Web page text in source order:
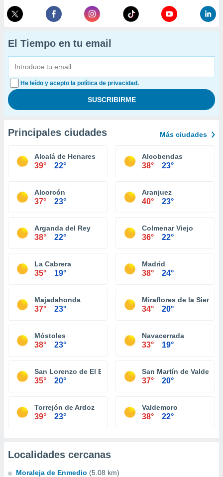
El Tiempo en tu email
He leído y acepto la política de privacidad.
Principales ciudades Más ciudades
Alcalá de Henares
39° 22°
Alcobendas
38° 23°
Alcorcón
37° 23°
Aranjuez
40° 23°
Arganda del Rey
38° 22°
Colmenar Viejo
36° 22°
La Cabrera
35° 19°
Madrid
38° 24°
Majadahonda
37° 23°
Miraflores de la Sierra
34° 20°
Móstoles
38° 23°
Navacerrada
33° 19°
San Lorenzo de El Escorial
35° 20°
San Martín de
37° 20°
Torrejón de Ardoz
39° 23°
Valdemoro
38° 22°
Localidades cercanas
Moraleja de Enmedio (5.08 km)